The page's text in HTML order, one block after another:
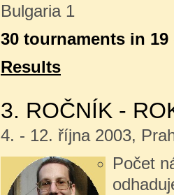
Bulgaria 1
30 tournaments in 19
Results
3. ROČNÍK -
4. - 12. října 2003,
Počet